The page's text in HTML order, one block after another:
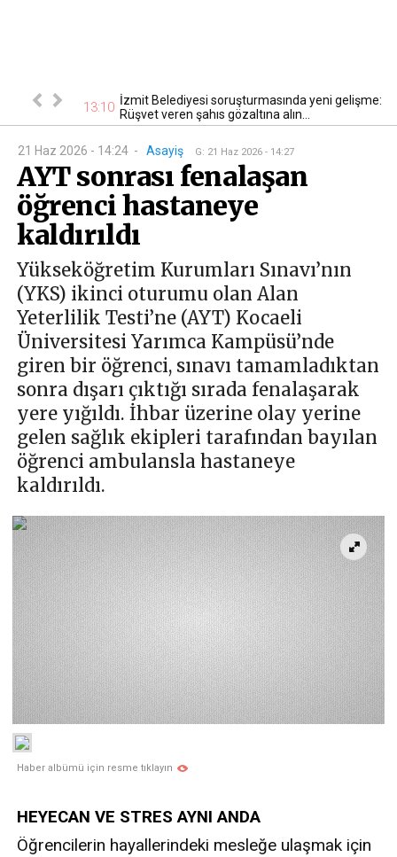
yeniden 13:10 İzmit Belediyesi soruşturmasında yeni gelişme:
Rüşvet veren şahıs gözaltına alın...
21 Haz 2026 - 14:24 - Asayiş G: 21 Haz 2026 - 14:27
AYT sonrası fenalaşan
öğrenci hastaneye
kaldırıldı
Yükseköğretim Kurumları Sınavı’nın
(YKS) ikinci oturumu olan Alan
Yeterlilik Testi’ne (AYT) Kocaeli
Üniversitesi Yarımca Kampüsü’nde
giren bir öğrenci, sınavı tamamladıktan
sonra dışarı çıktığı sırada fenalaşarak
yere yığıldı. İhbar üzerine olay yerine
gelen sağlık ekipleri tarafından bayılan
öğrenci ambulansla hastaneye
kaldırıldı.
Haber albümü için resme tıklayın
HEYECAN VE STRES AYNI ANDA
Öğrencilerin hayallerindeki mesleğe ulaşmak için